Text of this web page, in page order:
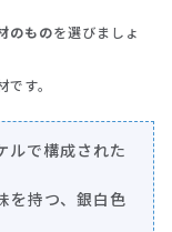
のものを選びましょ
す。
ルで構成された
を持つ、銀白色